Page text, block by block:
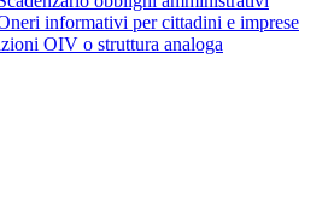
informativi per cittadini e imprese
OIV o struttura analoga